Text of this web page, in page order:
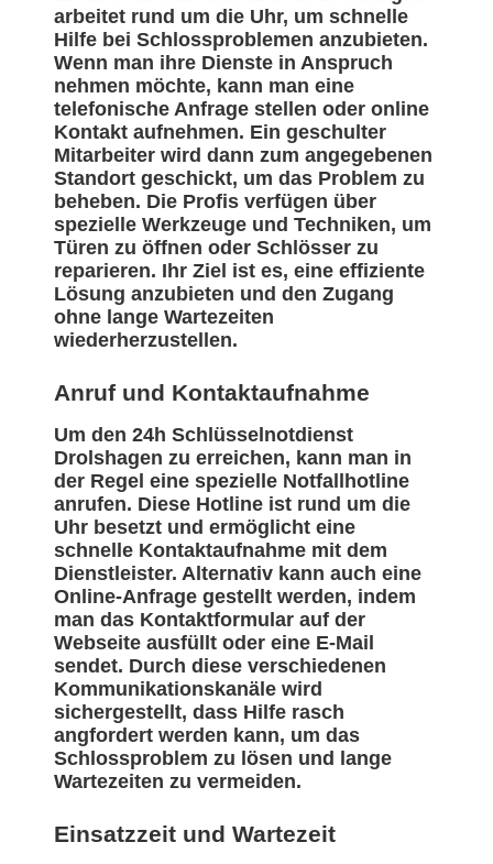
arbeitet rund um die Uhr, um schnelle
Hilfe bei Schlossproblemen anzubieten.
Wenn man ihre Dienste in Anspruch
nehmen möchte, kann man eine
telefonische Anfrage stellen oder online
Kontakt aufnehmen. Ein geschulter
Mitarbeiter wird dann zum angegebenen
Standort geschickt, um das Problem zu
beheben. Die Profis verfügen über
spezielle Werkzeuge und Techniken, um
Türen zu öffnen oder Schlösser zu
reparieren. Ihr Ziel ist es, eine effiziente
Lösung anzubieten und den Zugang
ohne lange Wartezeiten
wiederherzustellen.
Anruf und Kontaktaufnahme
Um den 24h Schlüsselnotdienst
Drolshagen zu erreichen, kann man in
der Regel eine spezielle Notfallhotline
anrufen. Diese Hotline ist rund um die
Uhr besetzt und ermöglicht eine
schnelle Kontaktaufnahme mit dem
Dienstleister. Alternativ kann auch eine
Online-Anfrage gestellt werden, indem
man das Kontaktformular auf der
Webseite ausfüllt oder eine E-Mail
sendet. Durch diese verschiedenen
Kommunikationskanäle wird
sichergestellt, dass Hilfe rasch
angfordert werden kann, um das
Schlossproblem zu lösen und lange
Wartezeiten zu vermeiden.
Einsatzzeit und Wartezeit